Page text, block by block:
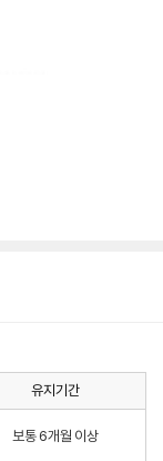
유지기간
보통 6개월 이상